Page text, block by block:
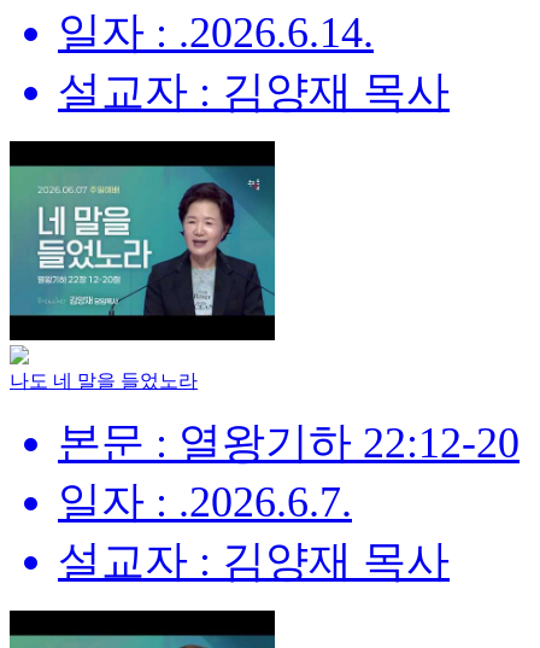
일자 : .2026.6.14.
설교자 : 김양재 목사
나도 네 말을 들었노라
본문 : 열왕기하 22:12-20
일자 : .2026.6.7.
설교자 : 김양재 목사